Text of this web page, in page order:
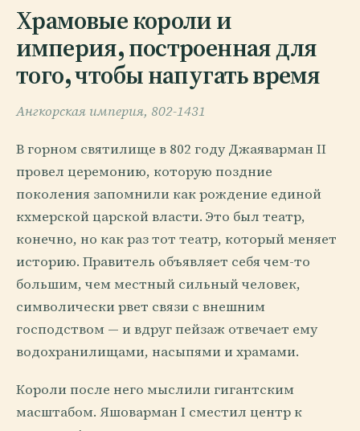
Храмовые короли и
империя, построенная для
того, чтобы напугать время
Ангкорская империя, 802-1431
В горном святилище в 802 году Джаяварман II
провел церемонию, которую поздние
поколения запомнили как рождение единой
кхмерской царской власти. Это был театр,
конечно, но как раз тот театр, который меняет
историю. Правитель объявляет себя чем-то
большим, чем местный сильный человек,
символически рвет связи с внешним
господством — и вдруг пейзаж отвечает ему
водохранилищами, насыпями и храмами.
Короли после него мыслили гигантским
масштабом. Яшоварман I сместил центр к